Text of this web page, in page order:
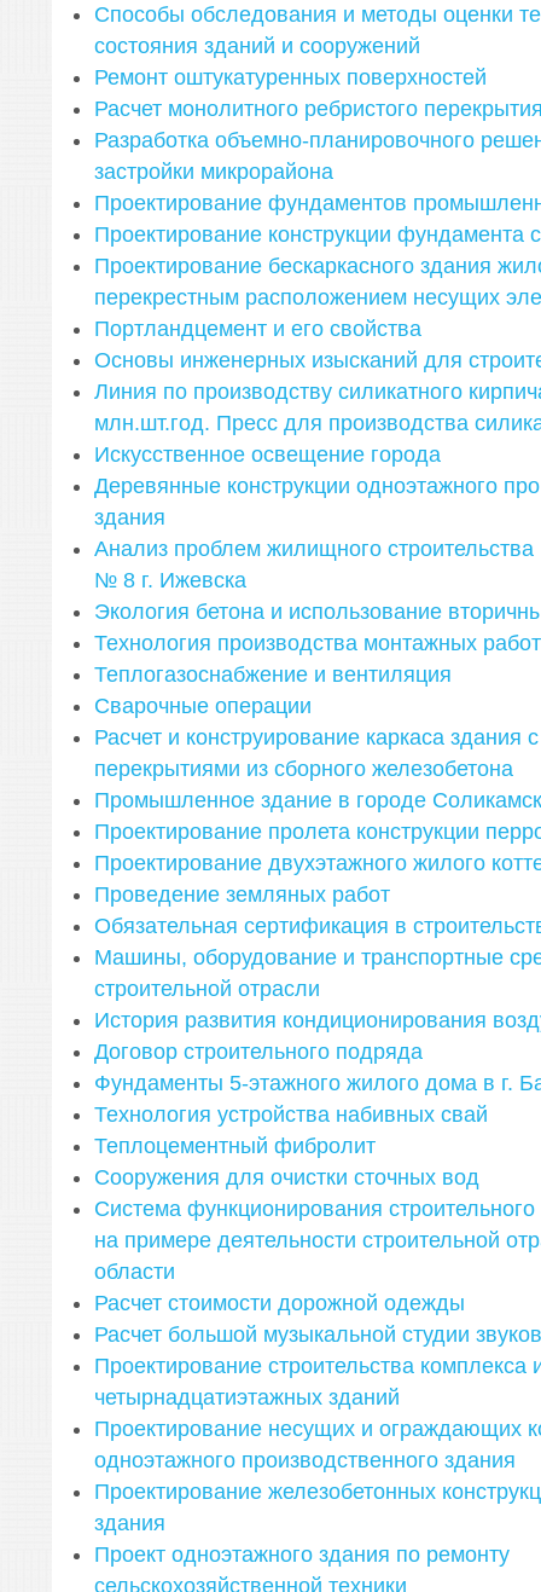
Способы обследования и методы оценки
состояния зданий и сооружений
Ремонт оштукатуренных поверхностей
Расчет монолитного ребристого
Разработка объемно-планировочного
застройки микрорайона
Проектирование фундаментов
Проектирование конструкции фундамента
Проектирование бескаркасного здания
перекрестным расположением несущих
Портландцемент и его свойства
Основы инженерных изысканий для
Линия по производству силикатного
млн.шт.год. Пресс для производства
Искусственное освещение города
Деревянные конструкции одноэтажного
здания
Анализ проблем жилищного
№ 8 г. Ижевска
Экология бетона и использование
Технология производства монтажных работ
Теплогазоснабжение и вентиляция
Сварочные операции
Расчет и конструирование каркаса здания
перекрытиями из сборного железобетона
Промышленное здание в городе Соликамск
Проектирование пролета конструкции
Проектирование двухэтажного жилого
Проведение земляных работ
Обязательная сертификация в
Машины, оборудование и транспортные
строительной отрасли
История развития кондиционирования
Договор строительного подряда
Фундаменты 5-этажного жилого дома в г.
Технология устройства набивных свай
Теплоцементный фибролит
Сооружения для очистки сточных вод
Система функционирования
на примере деятельности строительной
области
Расчет стоимости дорожной одежды
Расчет большой музыкальной студии
Проектирование строительства комплекса
четырнадцатиэтажных зданий
Проектирование несущих и ограждающих
одноэтажного производственного здания
Проектирование железобетонных
здания
Проект одноэтажного здания по ремонту
сельскохозяйственной техники